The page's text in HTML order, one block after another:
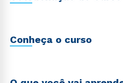
Conheça o curso